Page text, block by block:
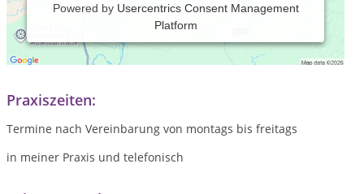
Powered by Usercentrics Consent Management
Platform
Ganzheitliche Lebensberatung
Energie & Heilarbeit ( Geistiges Heilen)
Praxiszeiten:
Termine nach Vereinbarung von montags bis freitags
in meiner Praxis und telefonisch